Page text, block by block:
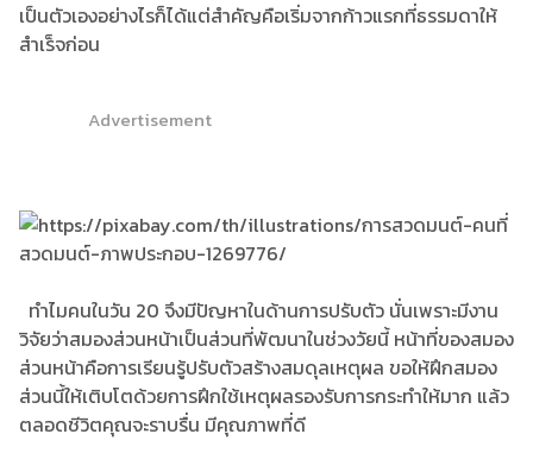
เป็นตัวเองอย่างไรก็ได้แต่สำคัญคือเริ่มจากก้าวแรกที่ธรรมดาให้
สำเร็จก่อน
Advertisement
ทำไมคนในวัน 20 จึงมีปัญหาในด้านการปรับตัว นั่นเพราะมีงาน
วิจัยว่าสมองส่วนหน้าเป็นส่วนที่พัฒนาในช่วงวัยนี้ หน้าที่ของสมอง
ส่วนหน้าคือการเรียนรู้ปรับตัวสร้างสมดุลเหตุผล ขอให้ฝึกสมอง
ส่วนนี้ให้เติบโตด้วยการฝึกใช้เหตุผลรองรับการกระทำให้มาก แล้ว
ตลอดชีวิตคุณจะราบรื่น มีคุณภาพที่ดี